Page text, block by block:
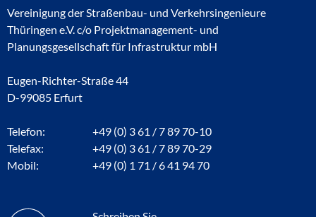
Vereinigung der Straßenbau- und Verkehrsingenieure
Thüringen e.V. c/o Projektmanagement- und
Planungsgesellschaft für Infrastruktur mbH
Eugen-Richter-Straße 44
D-99085 Erfurt
Telefon:
+49 (0) 3 61 / 7 89 70-10
Telefax:
+49 (0) 3 61 / 7 89 70-29
Mobil:
+49 (0) 1 71 / 6 41 94 70